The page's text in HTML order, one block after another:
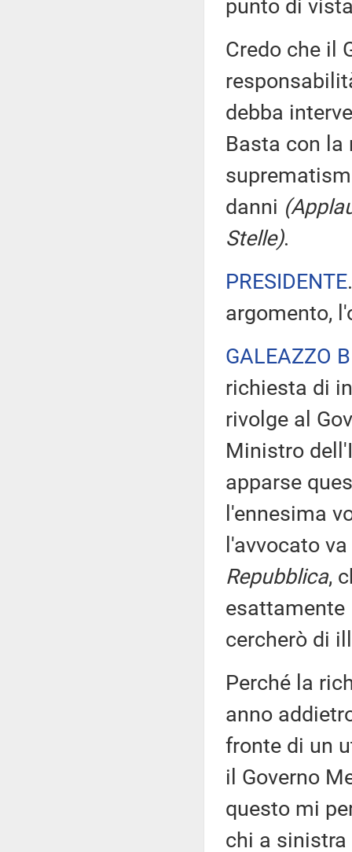
punto di
Credo che il
debba
Basta con
danni
Stelle).
PRESIDENTE
argomento,
GALEAZZO
richiesta di
rivolge al
Ministro
apparse
l'ennesima
l'avvocato
Repubblica,
esattamente
cercherò di
Perché la
anno
fronte di un
il Governo
questo mi
chi a